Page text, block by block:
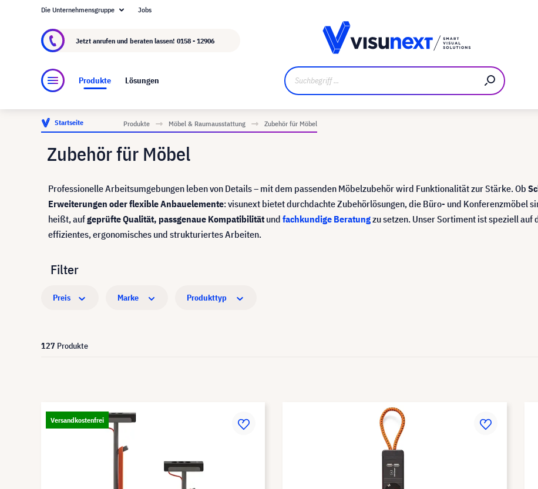
Über visunext.at
Die Unternehmensgruppe Jobs
Jetzt anrufen und beraten lassen! 0158 - 12906
Produkte Lösungen
Startseite Produkte Möbel & Raumausstattung Zubehör für Möbel
Zubehör für Möbel
Professionelle Arbeitsumgebungen leben von Details – mit dem passenden Möbelzubehör wird Funktionalität zur Stärke. Ob
Erweiterungen oder flexible Anbauelemente: visunext bietet durchdachte Zubehörlösungen, die Büro- und Konferenzmöbel
heißt, aufgeprüfte Qualität, passgenaue Kompatibilität und fachkundige Beratungzu setzen. Unser Sortiment ist speziell
effizientes, ergonomisches und strukturiertes Arbeiten.
Filter
Preis Marke Produkttyp
127 Produkte
Versandkostenfrei